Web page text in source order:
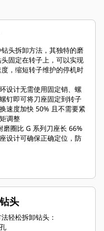
头拆卸方法，其独特的磨
固定在转子上，可以实现
，缩短转子维护的停机时
设计无需使用固定销、螺
钉即可将刀座固定到转子
速度加快 50% 且不需要紧
调整
圈比 G 系列刀座长 66%
设计可确保正确定位，防
实现均匀的钻头磨损
安装 20 mm、22 mm 和
杆尺寸的刀头，满足不同应
头
轻松拆卸钻头：